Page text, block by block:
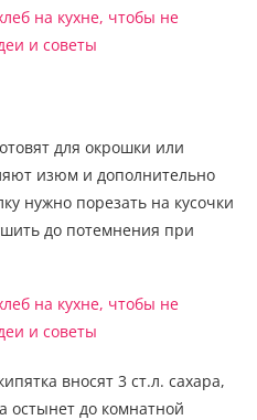
для окрошки или
изюм и дополнительно
нужно порезать на кусочки
до потемнения при
вносят 3 ст.л. сахара,
остынет до комнатной